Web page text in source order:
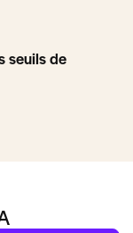
seuils de